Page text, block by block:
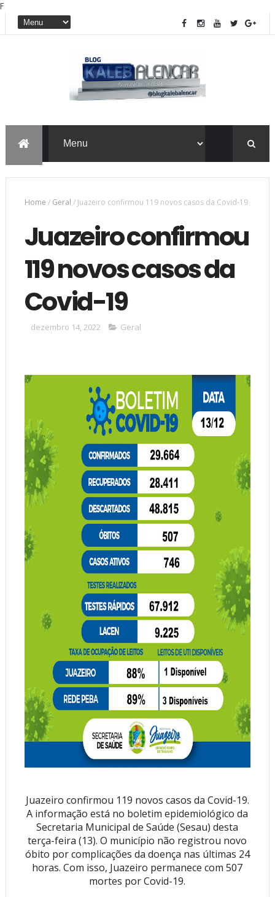
F
Home / Geral / Juazeiro confirmou 119 novos casos da Covid-19
Juazeiro confirmou
119 novos casos da
Covid-19
dezembro 14, 2022 Geral
Juazeiro confirmou 119 novos casos da Covid-19.
A informação está no boletim epidemiológico da
Secretaria Municipal de Saúde (Sesau) desta
terça-feira (13). O município não registrou novo
óbito por complicações da doença nas últimas 24
horas. Com isso, Juazeiro permanece com 507
mortes por Covid-19.